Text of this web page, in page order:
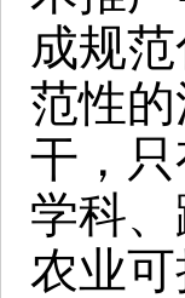
成规
范性
干，
学科
农业